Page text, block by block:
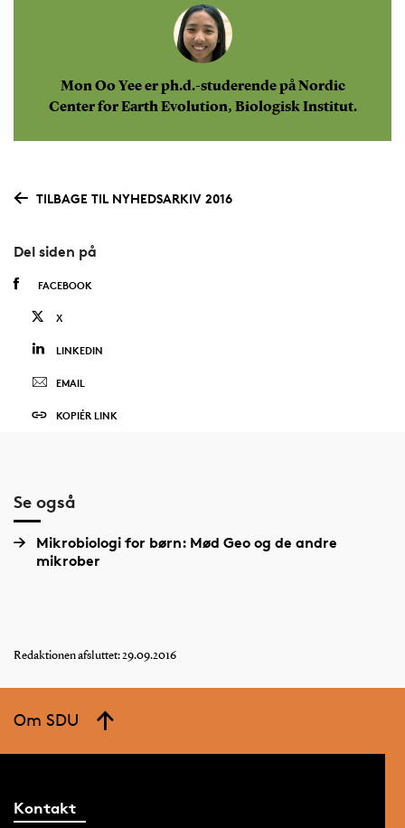
Mon Oo Yee er ph.d.-studerende på Nordic
Center for Earth Evolution, Biologisk Institut.
TILBAGE TIL NYHEDSARKIV 2016
Del siden på
FACEBOOK
X
LINKEDIN
EMAIL
KOPIÉR LINK
Se også
Mikrobiologi for børn: Mød Geo og de andre
mikrober
Redaktionen afsluttet: 29.09.2016
Om SDU
Kontakt